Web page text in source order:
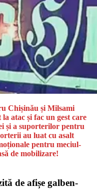
Chișinău și Milsami
atac și fac un gest care
și a suporterilor pentru
au luat cu asalt
pentru meciul-
de mobilizare!
de afișe galben-